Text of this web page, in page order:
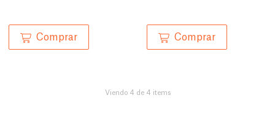
Comprar Comprar
Viendo 4 de 4 items